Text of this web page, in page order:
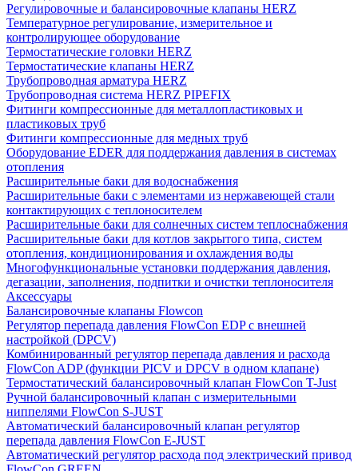
Регулировочные и балансировочные клапаны HERZ
Температурное регулирование, измерительное и
контролирующее оборудование
Термостатические головки HERZ
Термостатические клапаны HERZ
Трубопроводная арматура HERZ
Трубопроводная система HERZ PIPEFIX
Фитинги компрессионные для металлопластиковых и
пластиковых труб
Фитинги компрессионные для медных труб
Оборудование EDER для поддержания давления в системах
отопления
Расширительные баки для водоснабжения
Расширительные баки с элементами из нержавеющей стали
контактирующих с теплоносителем
Расширительные баки для солнечных систем теплоснабжения
Расширительные баки для котлов закрытого типа, систем
отопления, кондиционирования и охлаждения воды
Многофункциональные установки поддержания давления,
дегазации, заполнения, подпитки и очистки теплоносителя
Аксессуары
Балансировочные клапаны Flowcon
Регулятор перепада давления FlowСon EDP с внешней
настройкой (DPCV)
Комбинированный регулятор перепада давления и расхода
FlowСon ADP (функции PICV и DPCV в одном клапане)
Термостатический балансировочный клапан FlowСon T-Just
Ручной балансировочный клапан с измерительными
ниппелями FlowСon S-JUST
Автоматический балансировочный клапан регулятор
перепада давления FlowСon E-JUST
Автоматический регулятор расхода под электрический привод